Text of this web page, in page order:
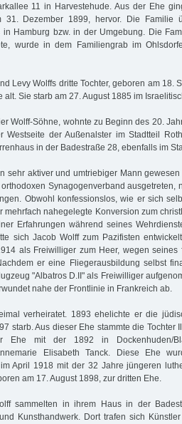
11 in Harvestehude. Aus der Ehe
31. Dezember 1899, hervor. Die Familie
in Hamburg bzw. in der Umgebung. Die
wurde in dem Familiengrab im
Levy Wolffs dritte Tochter, geboren am 18.
alt. Sie starb am 27. August 1885 im
Wolff-Söhne, wohnte zu Beginn des 20.
Westseite der Außenalster im Stadtteil
in der Badestraße 28, ebenfalls im
sehr aktiver und umtriebiger Mann
Synagogenverband ausgetreten,
Obwohl konfessionslos, wie er sich
mehrfach nahegelegte Konversion zum
Erfahrungen während seines
sich Jacob Wolff zum Pazifisten
als Freiwilliger zum Heer, wegen seines
er eine Fliegerausbildung selbst
"Albatros D.II" als Freiwilliger
nahe der Frontlinie in Frankreich ab.
verheiratet. 1893 ehelichte er die
starb. Aus dieser Ehe stammte die Tochter
mit der 1892 in Dockenhuden/
Elisabeth Tanck. Diese Ehe
April 1918 mit der 32 Jahre jüngeren
am 17. August 1898, zur dritten Ehe.
sammelten in ihrem Haus in der
Kunsthandwerk. Dort trafen sich